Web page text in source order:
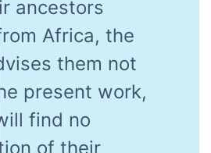
ancestors
Africa, the
them not
present work,
find no
of their